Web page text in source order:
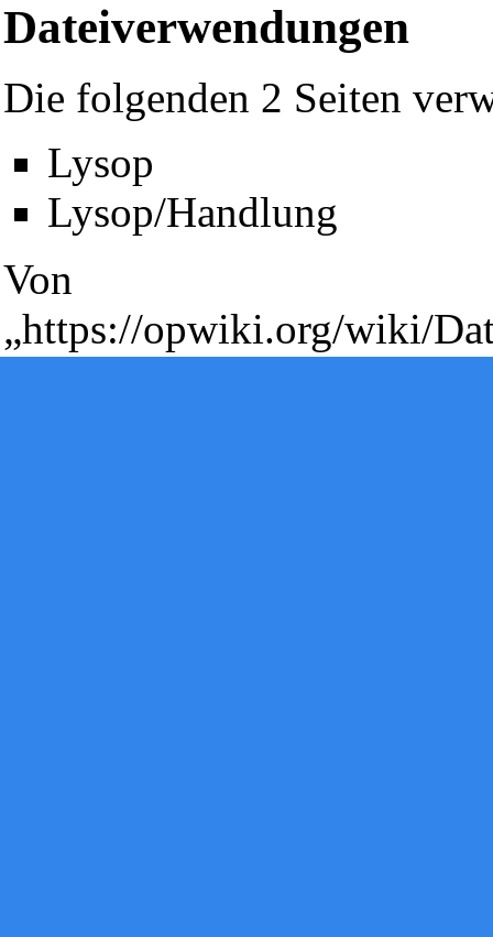
Dateiverwendungen
Die folgenden 2 Seiten
Lysop
Lysop/Handlung
Von
„https://opwiki.org/wiki/
Diese Seite wurde zuletzt am 13. Juni 2010 um 14:09 Uhr
Powered byComputer-Base.
Datenschutz-Optionen